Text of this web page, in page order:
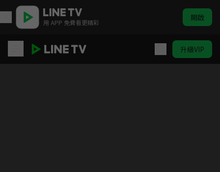
用 APP 免費看更精彩 開啟
升級VIP